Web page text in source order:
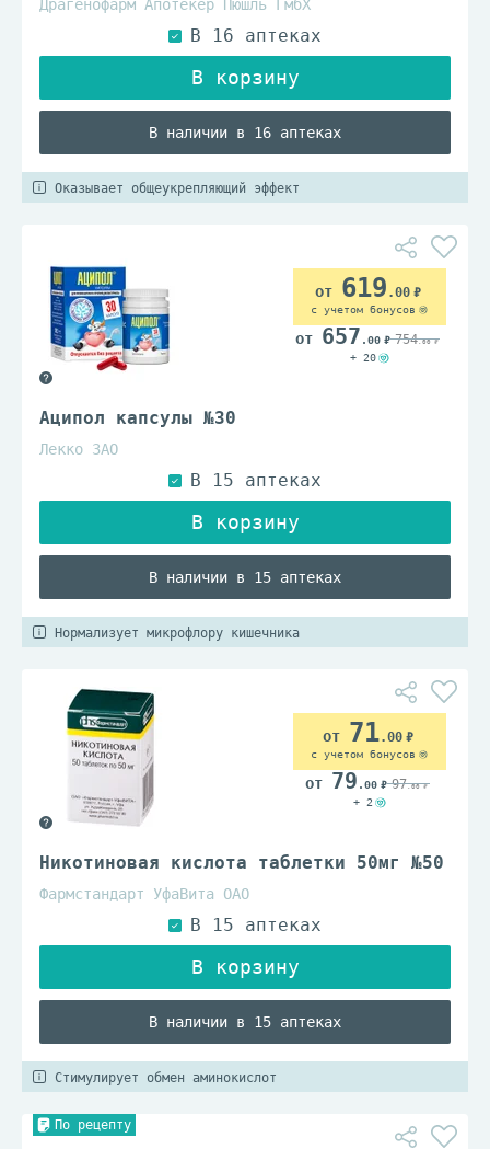
Драгенофарм Апотекер Пюшль ГмбХ
В наличии в 16 аптеках
Оказывает общеукрепляющий эффект
Аципол капсулы №30
Лекко ЗАО
В наличии в 15 аптеках
619 .00
с учетом бонусов
657 .00 754.00
+ 20
Нормализует микрофлору кишечника
Никотиновая кислота таблетки 50мг №50
Фармстандарт УфаВита ОАО
В наличии в 15 аптеках
71.00
с учетом бонусов
79 .00 97.00
+ 2
Стимулирует обмен аминокислот
По рецепту